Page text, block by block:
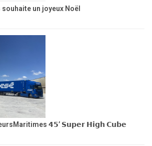
un joyeux Noël
𝟰𝟱’ 𝗦𝘂𝗽𝗲𝗿 𝗛𝗶𝗴𝗵 𝗖𝘂𝗯𝗲